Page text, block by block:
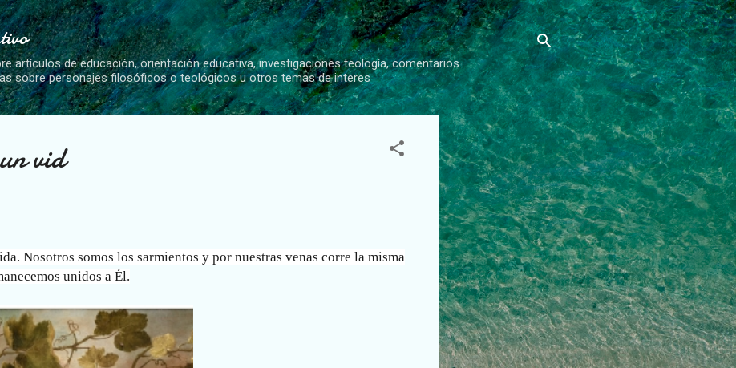
Ir al contenido principal
artículos de educación, orientación educativa, investigaciones teología, comentarios
sobre personajes filosóficos o teológicos u otros temas de interes
vid
Nosotros somos los sarmientos y por nuestras venas corre la misma
unidos a Él.